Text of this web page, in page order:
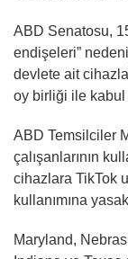
ABD Senatosu,
endişeleri”
devlete ait
oy birliği ile kabul
ABD Temsilciler
çalışanlarının
cihazlara TikTok
kullanımına
Maryland,